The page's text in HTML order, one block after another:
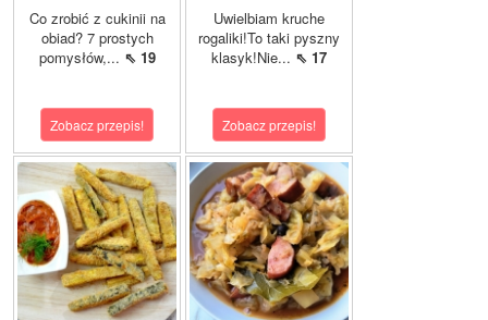
Co zrobić z cukinii na
obiad? 7 prostych
pomysłów,... ⇖ 19
Zobacz przepis!
Uwielbiam kruche
rogaliki!To taki pyszny
klasyk!Nie... ⇖ 17
Zobacz przepis!